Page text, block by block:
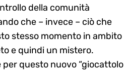
della comunità
che – invece – ciò che
stesso momento in ambito
e quindi un mistero.
questo nuovo “giocattolo